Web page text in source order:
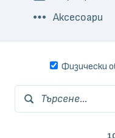
Аксесоари
Физически
Търсене...